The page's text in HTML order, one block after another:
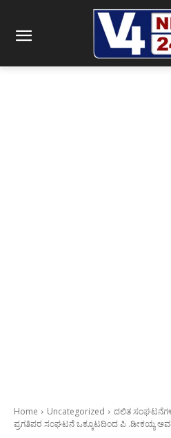
Home Uncategorized
ದಲಿತ
ಪ್ರಗತಿಪರ ಸಂಘಟನೆ ಒಕ್ಕೂಟದಿಂದ ಪಿ .ಡೀಕಯ್ಯ